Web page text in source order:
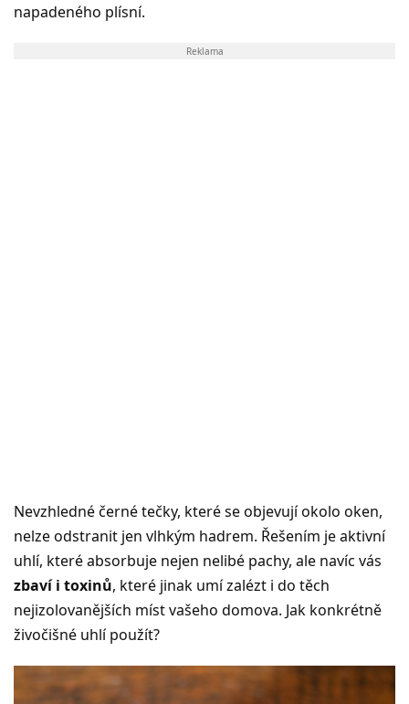
napadeného plísní.
Reklama
Nevzhledné černé tečky, které se objevují okolo oken,
nelze odstranit jen vlhkým hadrem. Řešením je aktivní
uhlí, které absorbuje nejen nelibé pachy, ale navíc vás
zbaví i toxinů, které jinak umí zalézt i do těch
nejizolovanějších míst vašeho domova. Jak konkrétně
živočišné uhlí použít?